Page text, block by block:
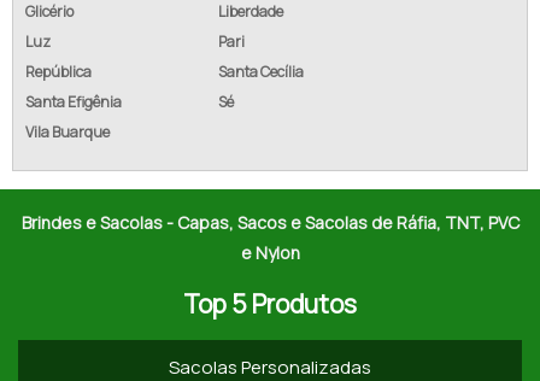
Glicério
Liberdade
Luz
Pari
República
Santa Cecília
Santa Efigênia
Sé
Vila Buarque
Brindes e Sacolas - Capas, Sacos e Sacolas de Ráfia, TNT, PVC
e Nylon
Top 5 Produtos
Sacolas Personalizadas